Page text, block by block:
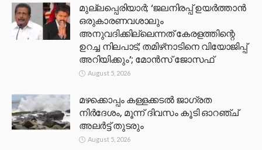
മുല്ലപ്പെരിയാര്‍; ‘ജലനിരപ്പ് ഉയര്‍ത്താന്‍
ഒരുകാരണവശാലും
അനുവദിക്കില്ലെന്നത് കേരളത്തിന്റെ
ഉറച്ച നിലപാട്; തമിഴ്‌നാടിനെ വിയോജിപ്പ്
അറിയിക്കും’; മോന്‍സ് ജോസഫ്
August 5, 2026
മഴക്കൊപ്പം കള്ളക്കടൽ ജാഗ്രത
നിർദേശം, മൂന്ന് ദിവസം കൂടി ഓറഞ്ച്
അലർട്ട് തുടരും
August 5, 2026